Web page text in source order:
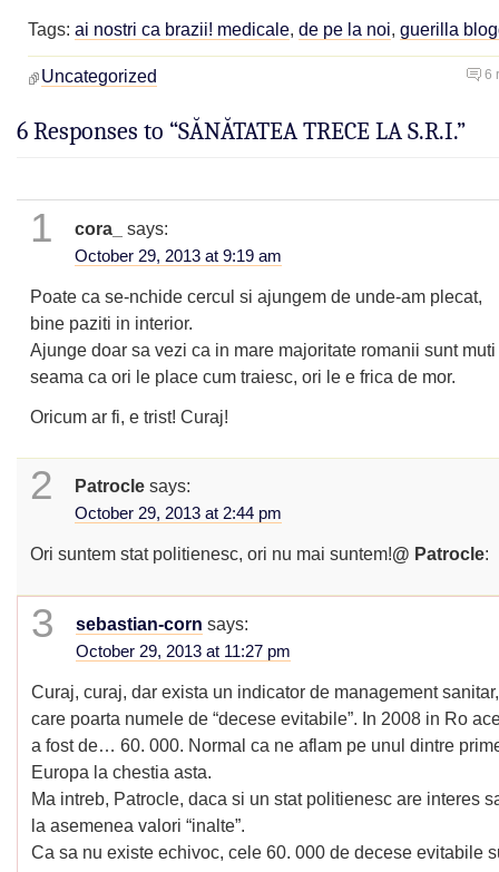
Tags: ai nostri ca brazii! medicale, de pe la noi, guerilla
6
Uncategorized
6 Responses to “SĂNĂTATEA TRECE LA S.R.I.”
1 cora_ says:
October 29, 2013 at 9:19 am
Poate ca se-nchide cercul si ajungem de unde-am plecat,
bine paziti in interior.
Ajunge doar sa vezi ca in mare majoritate romanii sunt
seama ca ori le place cum traiesc, ori le e frica de mor.
Oricum ar fi, e trist! Curaj!
2 Patrocle says:
October 29, 2013 at 2:44 pm
Ori suntem stat politienesc, ori nu mai suntem!@ Patrocle:
3 sebastian-corn says:
October 29, 2013 at 11:27 pm
Curaj, curaj, dar exista un indicator de management sanitar,
care poarta numele de “decese evitabile”. In 2008 in Ro
a fost de… 60. 000. Normal ca ne aflam pe unul dintre
Europa la chestia asta.
Ma intreb, Patrocle, daca si un stat politienesc are interes
la asemenea valori “inalte”.
Ca sa nu existe echivoc, cele 60. 000 de decese evitabile